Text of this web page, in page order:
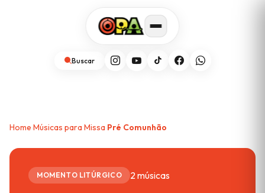
Buscar
Home Músicas para Missa Pré Comunhão
MOMENTO LITÚRGICO 2 músicas